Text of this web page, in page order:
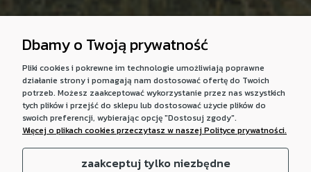
Dbamy o Twoją prywatność
Pliki cookies i pokrewne im technologie umożliwiają poprawne
działanie strony i pomagają nam dostosować ofertę do Twoich
potrzeb. Możesz zaakceptować wykorzystanie przez nas wszystkich
tych plików i przejść do sklepu lub dostosować użycie plików do
swoich preferencji, wybierając opcję "Dostosuj zgody".
Więcej o plikach cookies przeczytasz w naszej Polityce prywatności.
zaakceptuj tylko niezbędne